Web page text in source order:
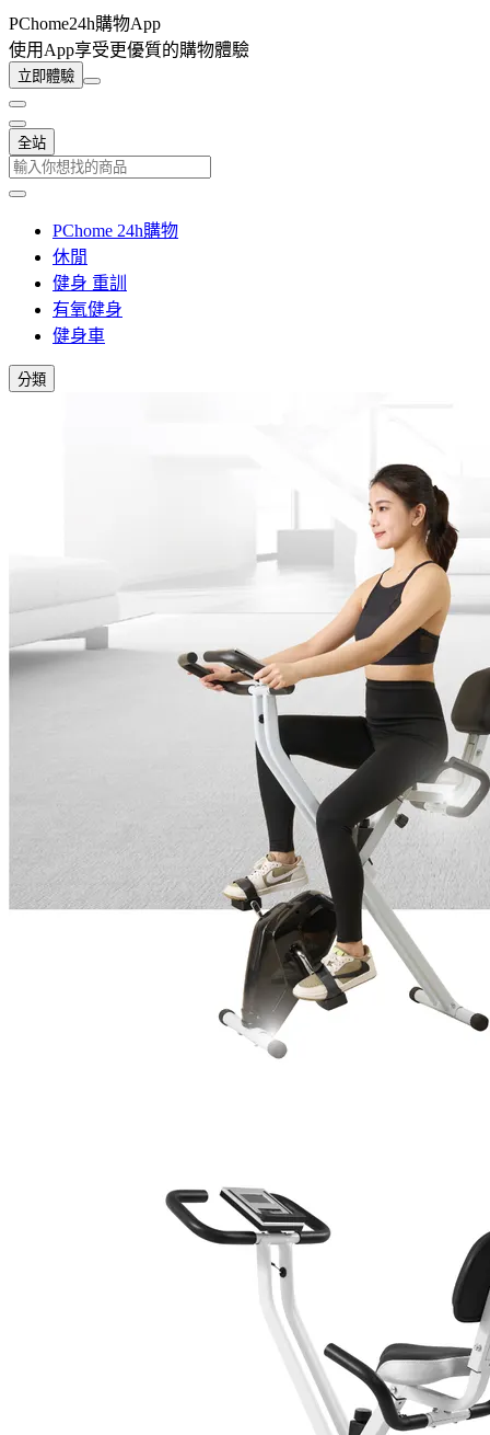
PChome24h購物App
使用App享受更優質的購物體驗
立即體驗
全站
PChome 24h購物
休閒
健身 重訓
有氧健身
健身車
分類